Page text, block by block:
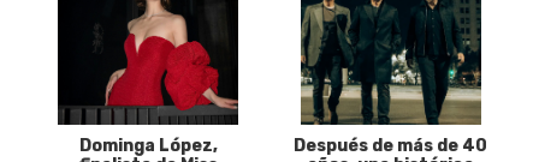
Dominga López,
Después de más de 40